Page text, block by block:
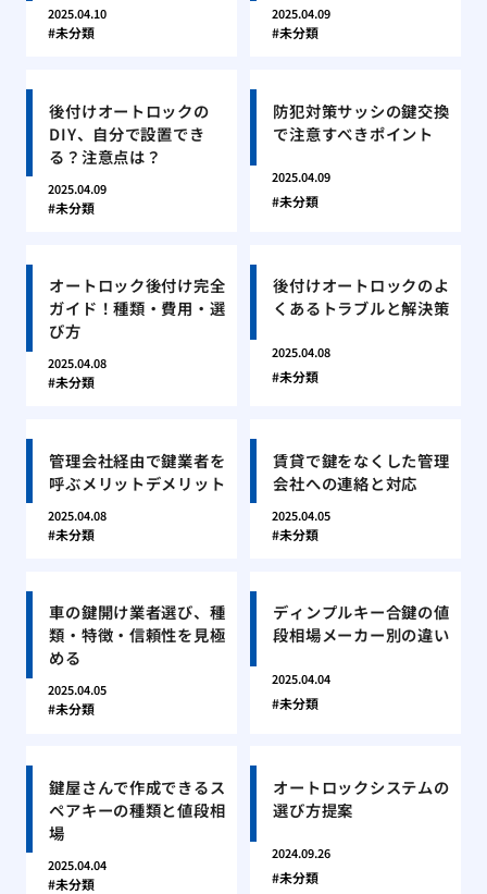
2025.04.10
未分類
2025.04.09
未分類
後付けオートロックの
DIY、自分で設置でき
る？注意点は？
2025.04.09
未分類
防犯対策サッシの鍵交換
で注意すべきポイント
2025.04.09
未分類
オートロック後付け完全
ガイド！種類・費用・選
び方
2025.04.08
未分類
後付けオートロックのよ
くあるトラブルと解決策
2025.04.08
未分類
管理会社経由で鍵業者を
呼ぶメリットデメリット
2025.04.08
未分類
賃貸で鍵をなくした管理
会社への連絡と対応
2025.04.05
未分類
車の鍵開け業者選び、種
類・特徴・信頼性を見極
める
2025.04.05
未分類
ディンプルキー合鍵の値
段相場メーカー別の違い
2025.04.04
未分類
鍵屋さんで作成できるス
ペアキーの種類と値段相
場
2025.04.04
未分類
オートロックシステムの
選び方提案
2024.09.26
未分類